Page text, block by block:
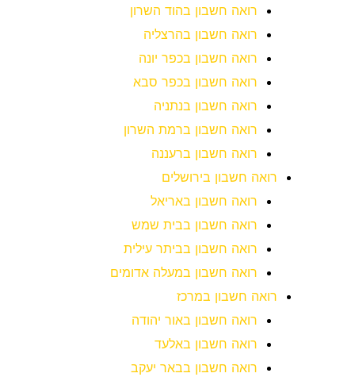
רואה חשבון בהוד השרון
רואה חשבון בהרצליה
רואה חשבון בכפר יונה
רואה חשבון בכפר סבא
רואה חשבון בנתניה
רואה חשבון ברמת השרון
רואה חשבון ברעננה
רואה חשבון בירושלים
רואה חשבון באריאל
רואה חשבון בבית שמש
רואה חשבון בביתר עילית
רואה חשבון במעלה אדומים
רואה חשבון במרכז
רואה חשבון באור יהודה
רואה חשבון באלעד
רואה חשבון בבאר יעקב